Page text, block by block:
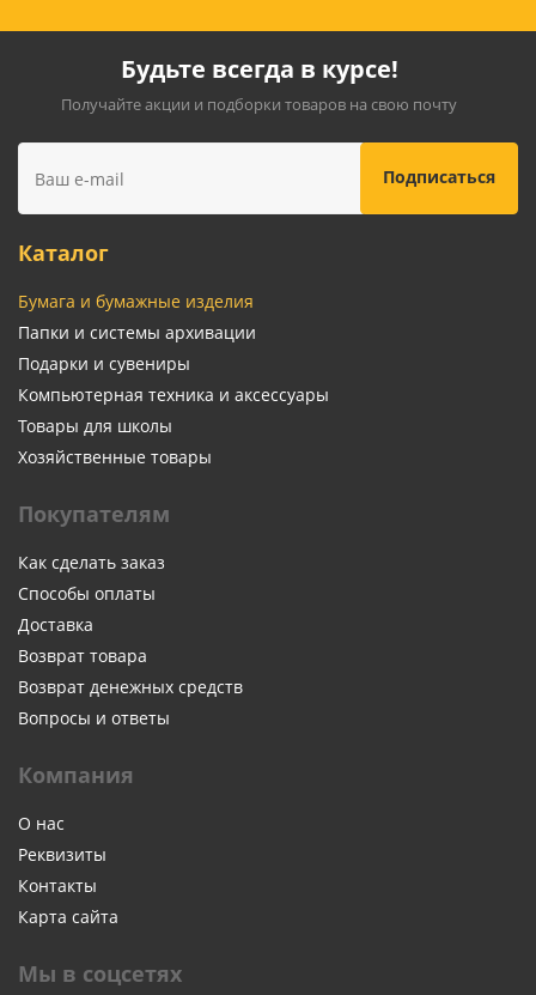
Будьте всегда в курсе!
Получайте акции и подборки товаров на свою почту
Каталог
Бумага и бумажные изделия
Папки и системы архивации
Подарки и сувениры
Компьютерная техника и аксессуары
Товары для школы
Хозяйственные товары
Покупателям
Как сделать заказ
Способы оплаты
Доставка
Возврат товара
Возврат денежных средств
Вопросы и ответы
Компания
О нас
Реквизиты
Контакты
Карта сайта
Мы в соцсетях